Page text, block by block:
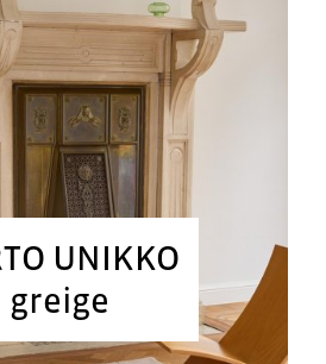
UNIKKO
greige